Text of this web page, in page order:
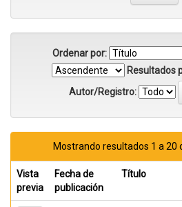
Ordenar por:
Resultados
Autor/Registro:
Mostrando resultados 1 a 20
Vista
previa
Fecha de
publicación
Título